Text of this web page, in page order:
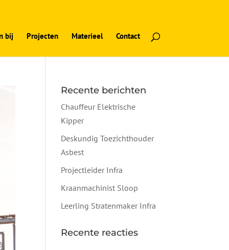
bij Projecten Materieel Contact
Recente berichten
Chauffeur Elektrische
Kipper
Deskundig Toezichthouder
Asbest
Projectleider Infra
Kraanmachinist Sloop
Leerling Stratenmaker Infra
Recente reacties